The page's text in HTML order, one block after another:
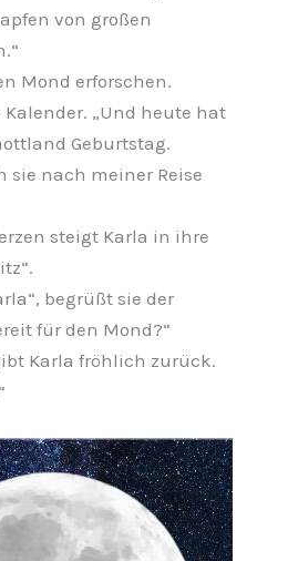
von großen
Mond erforschen.
„Und heute hat
Geburtstag.
nach meiner Reise
steigt Karla in ihre
begrüßt sie der
für den Mond?“
Karla fröhlich zurück.